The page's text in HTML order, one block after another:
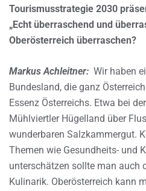
Tourismusstrategie 2030
„Echt überraschend und
Oberösterreich überraschen?
Markus Achleitner: Wir haben
Bundesland, die ganz
Essenz Österreichs. Etwa bei
Mühlviertler Hügelland über
wunderbaren Salzkammergut.
Themen wie Gesundheits- und
unterschätzen sollte man auch
Kulinarik. Oberösterreich kann